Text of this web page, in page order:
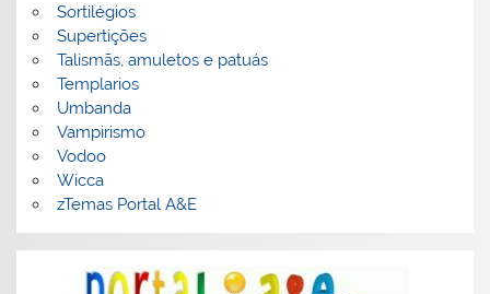
Sortilégios
Supertições
Talismãs, amuletos e patuás
Templarios
Umbanda
Vampirismo
Vodoo
Wicca
zTemas Portal A&E